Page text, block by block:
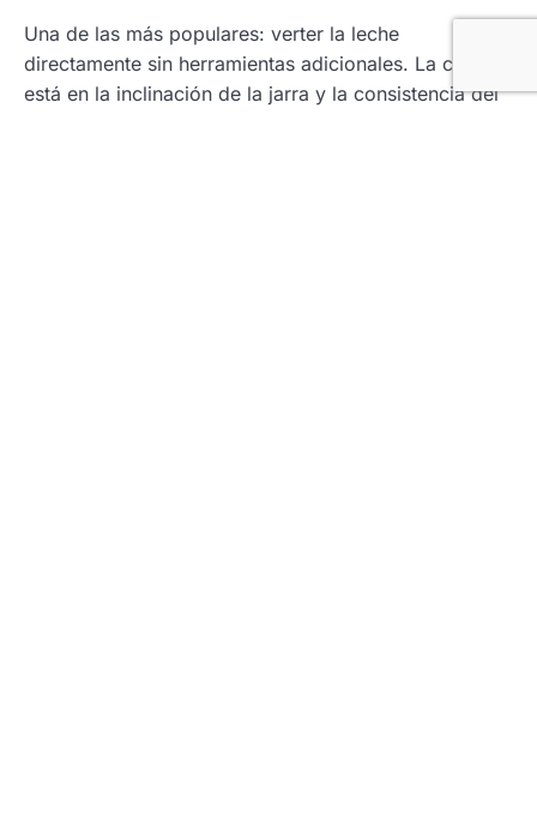
Una de las más populares: verter la leche
directamente sin herramientas adicionales. La clave
está en la inclinación de la jarra y la consistencia del